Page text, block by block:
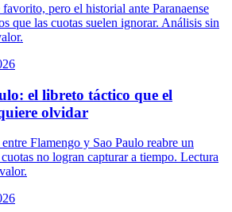
pero el historial ante Paranaense
que las cuotas suelen ignorar. Análisis sin
el libreto táctico que el
olvidar
Flamengo y Sao Paulo reabre un
no logran capturar a tiempo. Lectura